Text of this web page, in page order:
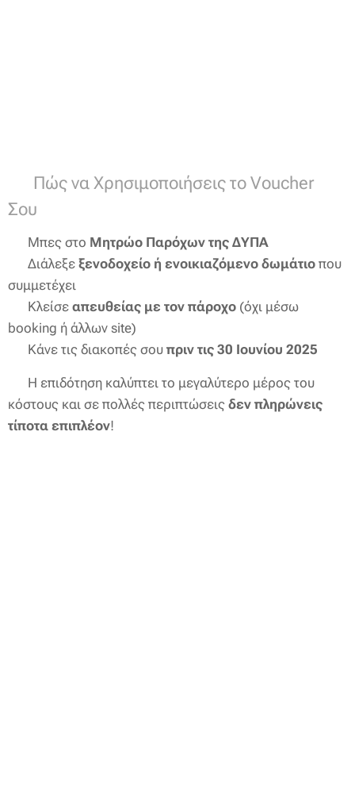
🔍 Πώς να Χρησιμοποιήσεις το Voucher
Σου
✅ Μπες στο Μητρώο Παρόχων της ΔΥΠΑ
✅ Διάλεξε ξενοδοχείο ή ενοικιαζόμενο δωμάτιο που
συμμετέχει
✅ Κλείσε απευθείας με τον πάροχο (όχι μέσω
booking ή άλλων site)
✅ Κάνε τις διακοπές σου πριν τις 30 Ιουνίου 2025
💶 Η επιδότηση καλύπτει το μεγαλύτερο μέρος του
κόστους και σε πολλές περιπτώσεις δεν πληρώνεις
τίποτα επιπλέον!